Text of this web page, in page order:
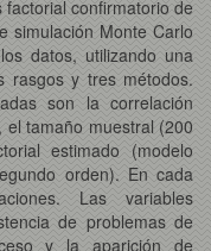
confirmatorio de
simulación Monte Carlo
datos, utilizando una
rasgos y tres métodos.
son la correlación
tamaño muestral (200
estimado (modelo
orden). En cada
Las variables
de problemas de
y la aparición de